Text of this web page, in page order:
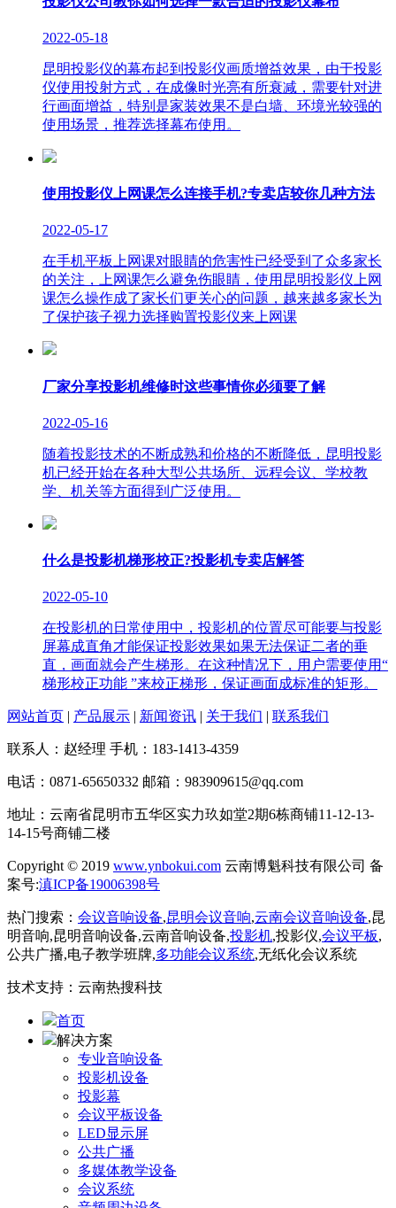
2022-05-18
昆明投影仪的幕布起到投影仪画质增益效果，由于投影
仪使用投射方式，在成像时光亮有所衰减，需要针对进
行画面增益，特别是家装效果不是白墙、环境光较强的
使用场景，推荐选择幕布使用。
使用投影仪上网课怎么连接手机?专卖店较你几种方法
2022-05-17
在手机平板上网课对眼睛的危害性已经受到了众多家长
的关注，上网课怎么避免伤眼睛，使用昆明投影仪上网
课怎么操作成了家长们更关心的问题，越来越多家长为
了保护孩子视力选择购置投影仪来上网课
厂家分享投影机维修时这些事情你必须要了解
2022-05-16
随着投影技术的不断成熟和价格的不断降低，昆明投影
机已经开始在各种大型公共场所、远程会议、学校教
学、机关等方面得到广泛使用。
什么是投影机梯形校正?投影机专卖店解答
2022-05-10
在投影机的日常使用中，投影机的位置尽可能要与投影
屏幕成直角才能保证投影效果如果无法保证二者的垂
直，画面就会产生梯形。在这种情况下，用户需要使用“
梯形校正功能 ”来校正梯形，保证画面成标准的矩形。
网站首页 产品展示 新闻资讯 关于我们 联系我们
联系人：赵经理 手机：183-1413-4359
电话：0871-65650332 邮箱：983909615@qq.com
地址：云南省昆明市五华区实力玖如堂2期6栋商铺11-12-13-
14-15号商铺二楼
Copyright © 2019 www.ynbokui.com 云南博魁科技有限公司 备
案号:滇ICP备19006398号
热门搜索： 会议音响设备,昆明会议音响,云南会议音响设备,昆
明音响,昆明音响设备,云南音响设备,投影机,投影仪,会议平板,
公共广播,电子教学班牌,多功能会议系统,无纸化会议系统
技术支持：云南热搜科技
首页
解决方案
专业音响设备
投影机设备
投影幕
会议平板设备
LED显示屏
公共广播
多媒体教学设备
会议系统